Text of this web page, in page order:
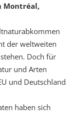
Montréal,
der weltweiten
Doch für
und Arten
und Deutschland
haben sich